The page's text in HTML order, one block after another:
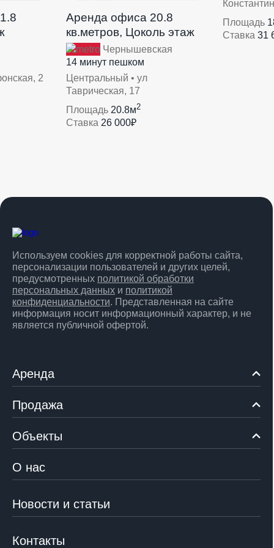
2
Аренда офиса 20.8
кв.метров, Цоколь этаж
Чернышевская
14 минут пешком
Центральный • ул
Таврическая, 17
Площадь 20.8м2
Ставка 26 000₽
Площадь
Ставка 31
Используем cookies для корректной работы сайта,
персонализации пользователей и других целей,
предусмотренных политикой обработки
персональных данных и политикой
конфиденциальности. Представленная на сайте
информация носит информационный характер, и не
является публичной офертой.
Аренда
Продажа
Объекты
О нас
Новости и статьи
Контакты